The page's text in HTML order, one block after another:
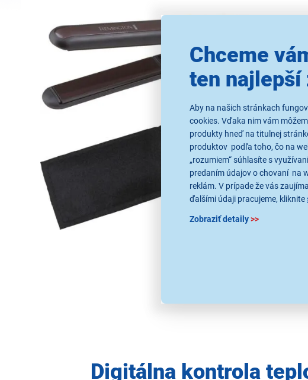
Chceme
ten najlepší
Aby na našich stránkach
cookies. Vďaka nim vám
produkty hneď na titulnej
produktov podľa toho, čo na
„rozumiem“ súhlasíte s
predaním údajov o chovaní na
reklám. V prípade že vás
ďalšími údaji pracujeme, kliknite
Zobraziť detaily>>
Digitálna kontrola